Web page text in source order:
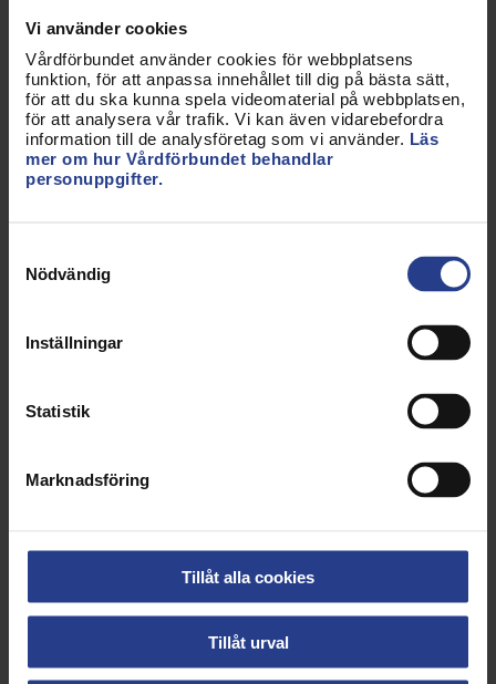
Vi använder cookies
Vårdförbundet använder cookies för webbplatsens
funktion, för att anpassa innehållet till dig på bästa sätt,
för att du ska kunna spela videomaterial på webbplatsen,
för att analysera vår trafik. Vi kan även vidarebefordra
information till de analysföretag som vi använder. Läs
mer om hur Vårdförbundet behandlar
personuppgifter.
Nödvändig
Inställningar
Statistik
Marknadsföring
Tillåt alla cookies
Tillåt urval
Vårdförbundet har en resepolicy. Huvudprincipen
är att resa kollektivt. Vi ska välja allmänna
kommunikationer, tåg och buss, i första hand.
Vi har internationella åtaganden och
utbildningsprojekt som innebär internationella
röntgensjuksköterskor i andra länder, så som vår
stadga uttrycker.
Vårdförbundet är miljödiplomerat,
vi är medlemmar
inköpspolicy?
hur inköp ska gå till. Policyn gäller alla
upphandlingar och inköp som görs av anställda och
förtroendevalda på uppdrag av Vårdförbundet.
Vårdförbundet är en Fair Union. Det är när vi gör